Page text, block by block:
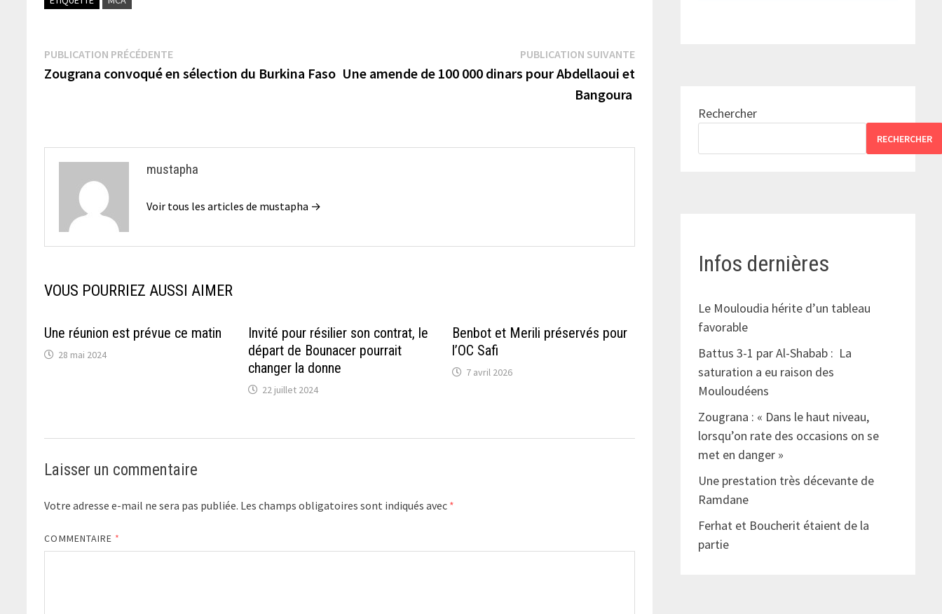
Navigation
de
PUBLICATION PRÉCÉDENTEPublication
précédente :
Zougrana convoqué en sélection du Burkina Faso
PUBLICATION SUIVANTEPublication
suivante :
Une amende de 100 000 dinars pour Abdellaoui et
Bangoura
mustapha
Voir tous les articles de mustapha →
VOUS POURRIEZ AUSSI AIMER
Une réunion est prévue ce matin
28 mai 2024
Invité pour résilier son contrat, le
départ de Bounacer pourrait
changer la donne
22 juillet 2024
Benbot et Merili préservés pour
l’OC Safi
7 avril 2026
Laisser un commentaire
Votre adresse e-mail ne sera pas publiée. Les champs obligatoires sont indiqués avec *
COMMENTAIRE *
Rechercher
RECHERCHER
Infos dernières
Le Mouloudia hérite d’un tableau
favorable
Battus 3-1 par Al-Shabab : La
saturation a eu raison des
Mouloudéens
Zougrana : « Dans le haut niveau,
lorsqu’on rate des occasions on se
met en danger »
Une prestation très décevante de
Ramdane
Ferhat et Boucherit étaient de la
partie